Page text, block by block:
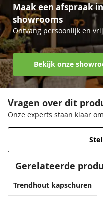
Maak een afspraak
showrooms
Ontvang persoonlijk en
Bekijk onze
Vragen over dit
Onze experts staan klaar
Gerelateerde
Trendhout kapschuren